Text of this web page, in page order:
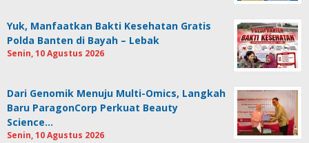
Yuk, Manfaatkan Bakti Kesehatan Gratis
Polda Banten di Bayah – Lebak
Senin, 10 Agustus 2026
Dari Genomik Menuju Multi-Omics, Langkah
Baru ParagonCorp Perkuat Beauty
Science…
Senin, 10 Agustus 2026